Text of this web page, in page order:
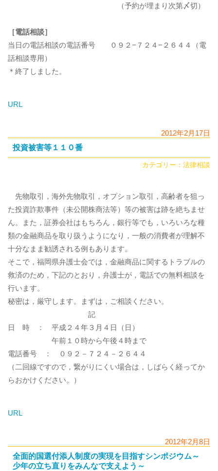
（予約が埋まり次第〆切）
［電話相談］
当日の電話相談の電話番号 ０９２−７２４−２６４４（電
話相談専用）
＊終了しました。
URL
2012年2月17日
投資被害等１１０番
カテゴリー： 法律相談
先物取引，海外先物取引，オプション取引，高齢者を狙っ
た投資詐欺事件（未公開株商法等）等の被害は跡を絶ちませ
ん。また，証券会社はもちろん，銀行等でも，いろいろな種
類の金融商品を取り扱うようになり，一般の消費者が理解不
十分なまま勧誘される例もあります。
そこで，福岡県弁護士会では，金融商品に関するトラブルの
救済のため，下記のとおり，弁護士が，電話での無料相談を
行います。
秘密は，厳守します。まずは，ご相談ください。
記
日 時 ： 平成２４年３月４日（日）
午前１０時から午後４時まで
電話番号 ： ０９２－７２４－２６４４
（二回線ですので，繋がりにくい場合は，しばらく経ってか
らおかけください。）
URL
2012年2月8日
全面的国選付添人制度の実現を目指すシンポジウム～
少年の立ち直りをみんなで支えよう～